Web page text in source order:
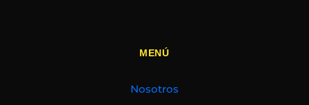
MENÚ
Nosotros